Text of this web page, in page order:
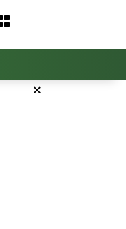
×